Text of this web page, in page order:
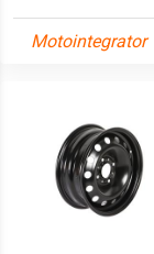
Motointegrator